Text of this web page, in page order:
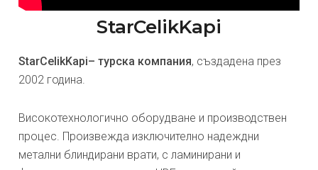
StarCelikKapi
StarCelikKapi– турска компания, създадена през
2002 година.
Високотехнологично оборудване и производствен
процес. Произвежда изключително надеждни
метални блиндирани врати, с ламинирани и